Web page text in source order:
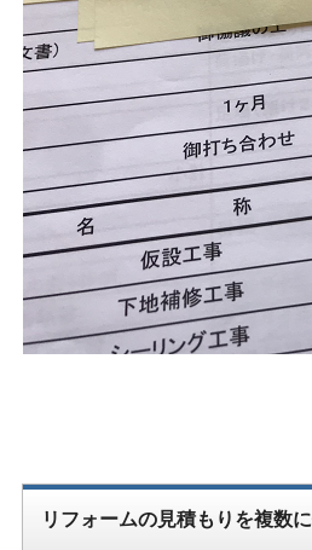
リフォームの見積もりを複数